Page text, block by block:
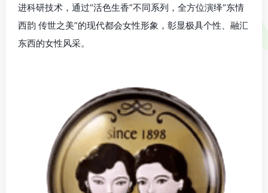
进科研技术，通过“活色生香”不同系列，全方位演绎“东情
西韵 传世之美”的现代都会女性形象，彰显极具个性、融汇
东西的女性风采。